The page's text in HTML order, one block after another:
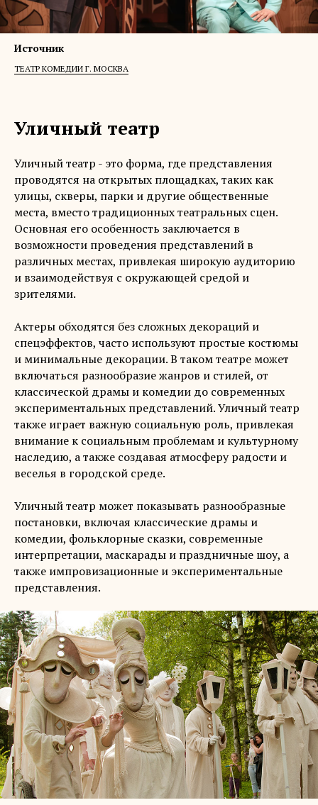
Источник
ТЕАТР КОМЕДИИ Г. МОСКВА
Уличный театр
Уличный театр - это форма, где представления
проводятся на открытых площадках, таких как
улицы, скверы, парки и другие общественные
места, вместо традиционных театральных сцен.
Основная его особенность заключается в
возможности проведения представлений в
различных местах, привлекая широкую аудиторию
и взаимодействуя с окружающей средой и
зрителями.
Актеры обходятся без сложных декораций и
спецэффектов, часто используют простые костюмы
и минимальные декорации. В таком театре может
включаться разнообразие жанров и стилей, от
классической драмы и комедии до современных
экспериментальных представлений. Уличный театр
также играет важную социальную роль, привлекая
внимание к социальным проблемам и культурному
наследию, а также создавая атмосферу радости и
веселья в городской среде.
Уличный театр может показывать разнообразные
постановки, включая классические драмы и
комедии, фольклорные сказки, современные
интерпретации, маскарады и праздничные шоу, а
также импровизационные и экспериментальные
представления.